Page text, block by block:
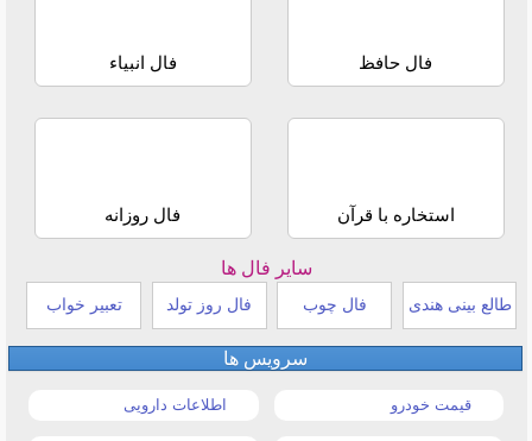
فال حافظ فال انبیاء
استخاره با قرآن فال روزانه
سایر فال ها
طالع بینی هندی فال چوب فال روز تولد تعبیر خواب
سرویس ها
قیمت خودرو اطلاعات دارویی